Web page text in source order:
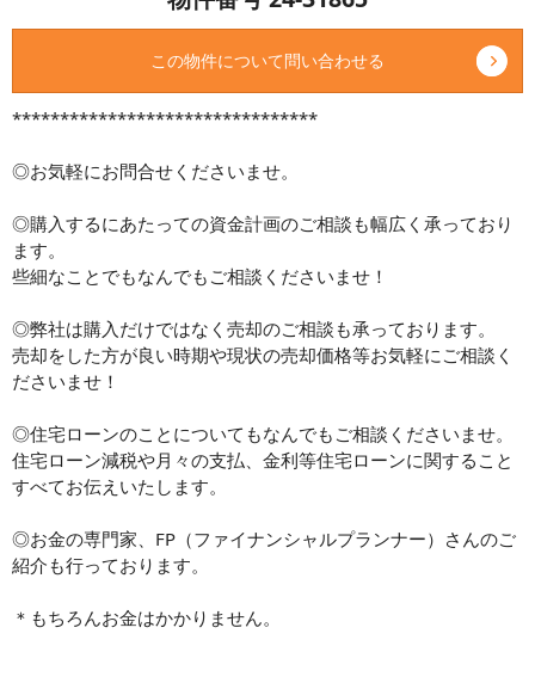
この物件について問い合わせる
********************************
◎お気軽にお問合せくださいませ。
◎購入するにあたっての資金計画のご相談も幅広く承っており
ます。
些細なことでもなんでもご相談くださいませ！
◎弊社は購入だけではなく売却のご相談も承っております。
売却をした方が良い時期や現状の売却価格等お気軽にご相談く
ださいませ！
◎住宅ローンのことについてもなんでもご相談くださいませ。
住宅ローン減税や月々の支払、金利等住宅ローンに関すること
すべてお伝えいたします。
◎お金の専門家、FP（ファイナンシャルプランナー）さんのご
紹介も行っております。
＊もちろんお金はかかりません。